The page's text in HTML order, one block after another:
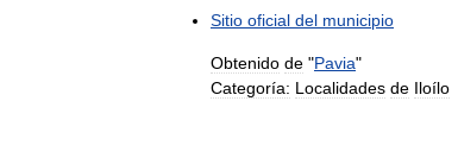
Sitio oficial del municipio
Obtenido de "Pavia"
Categoría: Localidades de Iloílo